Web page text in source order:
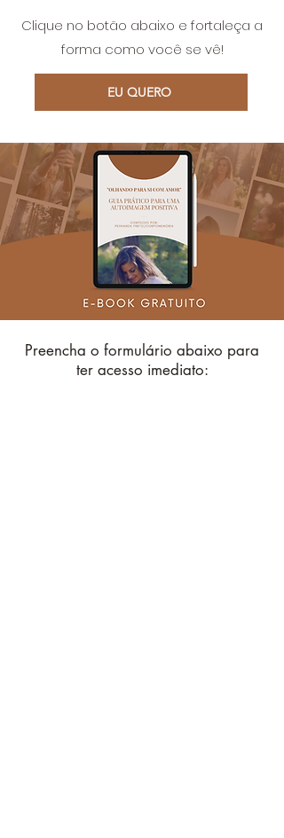
Clique no botão abaixo e fortaleça a
forma como você se vê!
EU QUERO
Preencha o formulário abaixo para
ter acesso imediato: